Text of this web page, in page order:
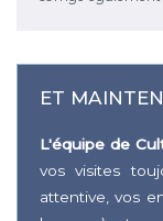
ET
L'équipe de
vos visites
attentive, vos